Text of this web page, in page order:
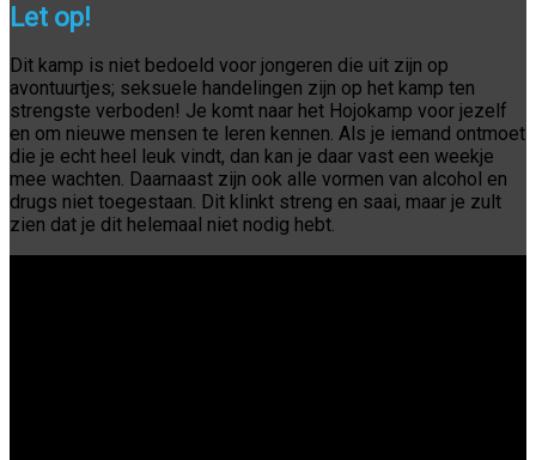
Let op!
Dit kamp is niet bedoeld voor jongeren die uit zijn op
avontuurtjes; seksuele handelingen zijn op het kamp ten
strengste verboden! Je komt naar het Hojokamp voor jezelf
en om nieuwe mensen te leren kennen. Als je iemand ontmoet
die je echt heel leuk vindt, dan kan je daar vast een weekje
mee wachten. Daarnaast zijn ook alle vormen van alcohol en
drugs niet toegestaan. Dit klinkt streng en saai, maar je zult
zien dat je dit helemaal niet nodig hebt.